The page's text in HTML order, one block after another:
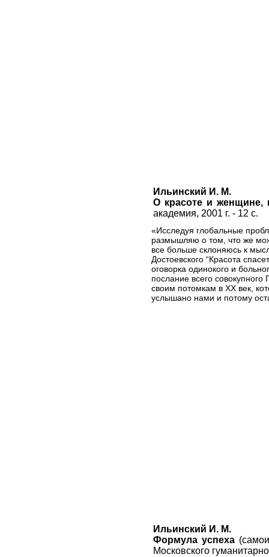
Ильинский И. М.
О красоте и женщине,
академия, 2001 г. - 12 с.
«Исследуя глобальные
размышляю о том, что же
все больше склоняюсь к
Достоевского “Красота
оговорка одинокого и
послание всего совокупного
своим потомкам в XX век,
услышано нами и потому
Ильинский И. М.
Формула успеха
Московского